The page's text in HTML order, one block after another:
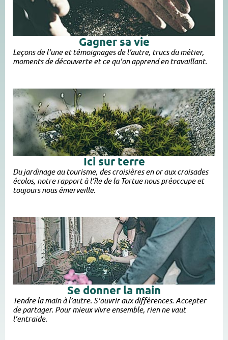
Gagner sa vie
Leçons de l’une et témoignages de l’autre, trucs du métier,
moments de découverte et ce qu’on apprend en travaillant.
Ici sur terre
Du jardinage au tourisme, des croisières en or aux croisades
écolos, notre rapport à l’île de la Tortue nous préoccupe et
toujours nous émerveille.
Se donner la main
Tendre la main à l’autre. S’ouvrir aux différences. Accepter
de partager. Pour mieux vivre ensemble, rien ne vaut
l’entraide.